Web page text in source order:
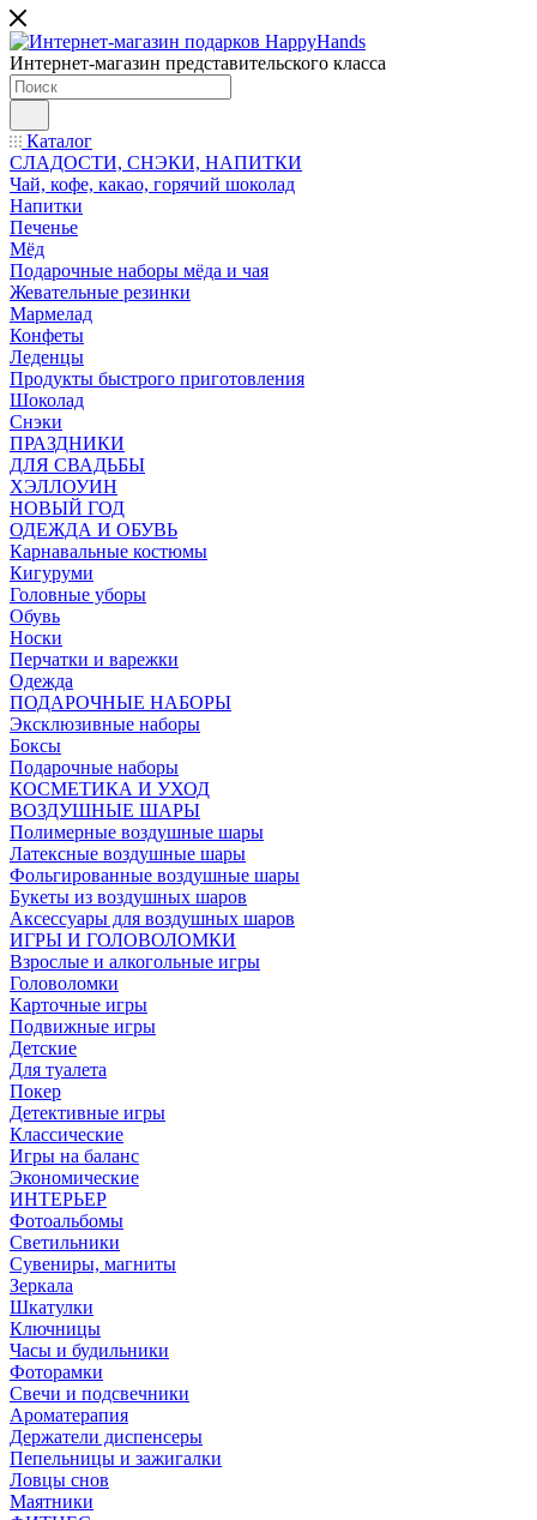
Интернет-магазин представительского класса
Каталог
СЛАДОСТИ, СНЭКИ, НАПИТКИ
Чай, кофе, какао, горячий шоколад
Напитки
Печенье
Мёд
Подарочные наборы мёда и чая
Жевательные резинки
Мармелад
Конфеты
Леденцы
Продукты быстрого приготовления
Шоколад
Снэки
ПРАЗДНИКИ
ДЛЯ СВАДЬБЫ
ХЭЛЛОУИН
НОВЫЙ ГОД
ОДЕЖДА И ОБУВЬ
Карнавальные костюмы
Кигуруми
Головные уборы
Обувь
Носки
Перчатки и варежки
Одежда
ПОДАРОЧНЫЕ НАБОРЫ
Эксклюзивные наборы
Боксы
Подарочные наборы
КОСМЕТИКА И УХОД
ВОЗДУШНЫЕ ШАРЫ
Полимерные воздушные шары
Латексные воздушные шары
Фольгированные воздушные шары
Букеты из воздушных шаров
Аксессуары для воздушных шаров
ИГРЫ И ГОЛОВОЛОМКИ
Взрослые и алкогольные игры
Головоломки
Карточные игры
Подвижные игры
Детские
Для туалета
Покер
Детективные игры
Классические
Игры на баланс
Экономические
ИНТЕРЬЕР
Фотоальбомы
Светильники
Сувениры, магниты
Зеркала
Шкатулки
Ключницы
Часы и будильники
Фоторамки
Свечи и подсвечники
Ароматерапия
Держатели диспенсеры
Пепельницы и зажигалки
Ловцы снов
Маятники